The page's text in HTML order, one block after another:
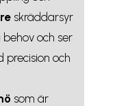
skräddarsyr
och ser
och
som är